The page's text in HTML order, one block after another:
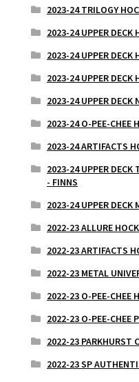
2023-24 TRILOGY
2023-24 UPPER DECK
2023-24 UPPER DECK
2023-24 UPPER DECK
2023-24 UPPER DECK
2023-24 O-PEE-CHEE
2023-24 ARTIFACTS
2023-24 UPPER DECK
- FINNS
2023-24 UPPER DECK
2022-23 ALLURE
2022-23 ARTIFACTS
2022-23 METAL
2022-23 O-PEE-CHEE
2022-23 O-PEE-CHEE
2022-23 PARKHURST
2022-23 SP